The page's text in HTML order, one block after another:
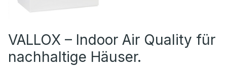
VALLOX – Indoor Air Quality für
nachhaltige Häuser.